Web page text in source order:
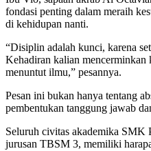
fondasi penting dalam meraih
di kehidupan nanti.
“Disiplin adalah kunci, karena
Kehadiran kalian mencerminkan
menuntut ilmu,” pesannya.
Pesan ini bukan hanya tentang
pembentukan tanggung jawab
Seluruh civitas akademika
jurusan TBSM 3, memiliki